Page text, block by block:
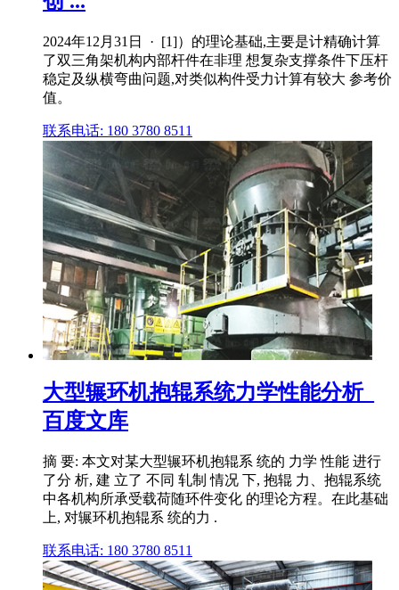
2024年12月31日 · [1]）的理论基础,主要是计精确计算
了双三角架机构内部杆件在非理 想复杂支撑条件下压杆
稳定及纵横弯曲问题,对类似构件受力计算有较大 参考价
值。
联系电话: 180 3780 8511
大型辗环机抱辊系统力学性能分析_
百度文库
摘 要: 本文对某大型辗环机抱辊系 统的 力学 性能 进行
了分 析, 建 立了 不同 轧制 情况 下, 抱辊 力、抱辊系统
中各机构所承受载荷随环件变化 的理论方程。在此基础
上, 对辗环机抱辊系 统的力 .
联系电话: 180 3780 8511